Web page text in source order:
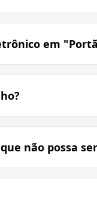
em
não possa